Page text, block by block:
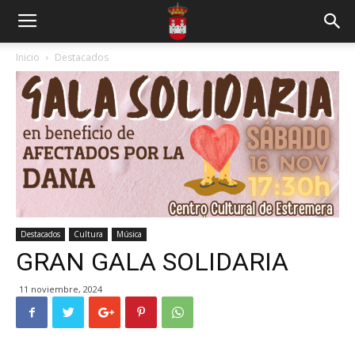
Inicio Destacados
Destacados Cultura Música
GRAN GALA SOLIDARIA
11 noviembre, 2024